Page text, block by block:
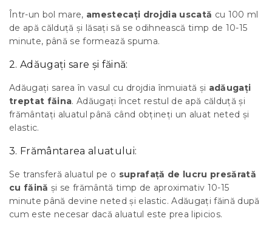
Într-un bol mare, amestecați drojdia uscată cu 100 ml
de apă călduță și lăsați să se odihnească timp de 10-15
minute, până se formează spuma.
2. Adăugați sare și făină:
Adăugați sarea în vasul cu drojdia înmuiată și adăugați
treptat făina. Adăugați încet restul de apă călduță și
frământați aluatul până când obțineți un aluat neted și
elastic.
3. Frământarea aluatului:
Se transferă aluatul pe o suprafață de lucru presărată
cu făină și se frământă timp de aproximativ 10-15
minute până devine neted și elastic. Adăugați făină după
cum este necesar dacă aluatul este prea lipicios.